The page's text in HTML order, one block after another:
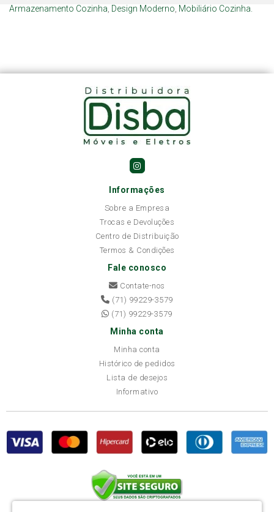
Armazenamento Cozinha Design Moderno Mobiliário Cozinha.
Informações
Sobre a Empresa
Trocas e Devoluções
Centro de Distribuição
Termos & Condições
Fale conosco
Contate-nos
(71) 99229-3579
(71) 99229-3579
Minha conta
Minha conta
Histórico de pedidos
Lista de desejos
Informativo